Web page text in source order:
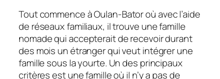
Tout commence à Oulan-Bator où avec l’aide
de réseaux familiaux, il trouve une famille
nomade qui accepterait de recevoir durant
des mois un étranger qui veut intégrer une
famille sous la yourte. Un des principaux
critères est une famille où il n’y a pas de